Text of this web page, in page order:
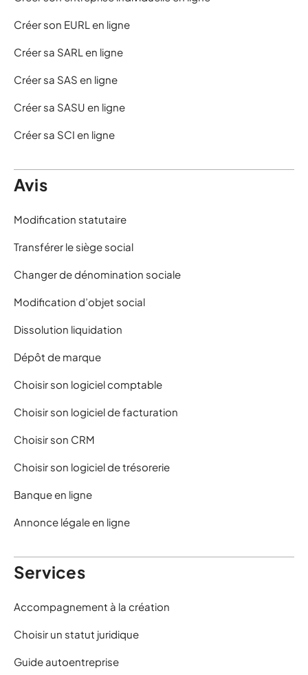
Créer son EURL en ligne
Créer sa SARL en ligne
Créer sa SAS en ligne
Créer sa SASU en ligne
Créer sa SCI en ligne
Avis
Modification statutaire
Transférer le siège social
Changer de dénomination sociale
Modification d’objet social
Dissolution liquidation
Dépôt de marque
Choisir son logiciel comptable
Choisir son logiciel de facturation
Choisir son CRM
Choisir son logiciel de trésorerie
Banque en ligne
Annonce légale en ligne
Services
Accompagnement à la création
Choisir un statut juridique
Guide autoentreprise